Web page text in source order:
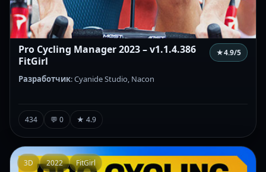
Pro Cycling Manager 2023 – v1.1.4.386
FitGirl
★4.9/5
Разработчик: Cyanide Studio, Nacon
434 💬 0 ★ 4.9
3D 2022 FitGirl